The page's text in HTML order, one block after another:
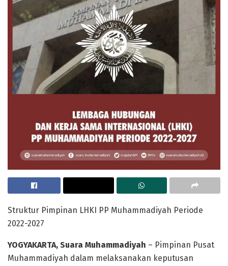
Struktur Pimpinan LHKI PP Muhammadiyah Periode
2022-2027
YOGYAKARTA, Suara Muhammadiyah – Pimpinan Pusat
Muhammadiyah dalam melaksanakan keputusan